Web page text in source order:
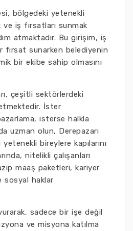
bölgedeki yetenekli
iş fırsatları sunmak
atmaktadır. Bu girişim, iş
fırsat sunarken belediyenin
bir ekibe sahip olmasını
çeşitli sektörlerdeki
İster
isterse halkla
uzman olun, Derepazarı
bireylere kapılarını
nitelikli çalışanları
maaş paketleri, kariyer
sosyal haklar
sadece bir işe değil
ve misyona katılma